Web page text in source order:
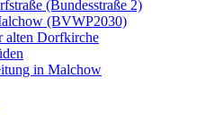
(Bundesstraße 2)
(BVWP2030)
alten Dorfkirche
in Malchow